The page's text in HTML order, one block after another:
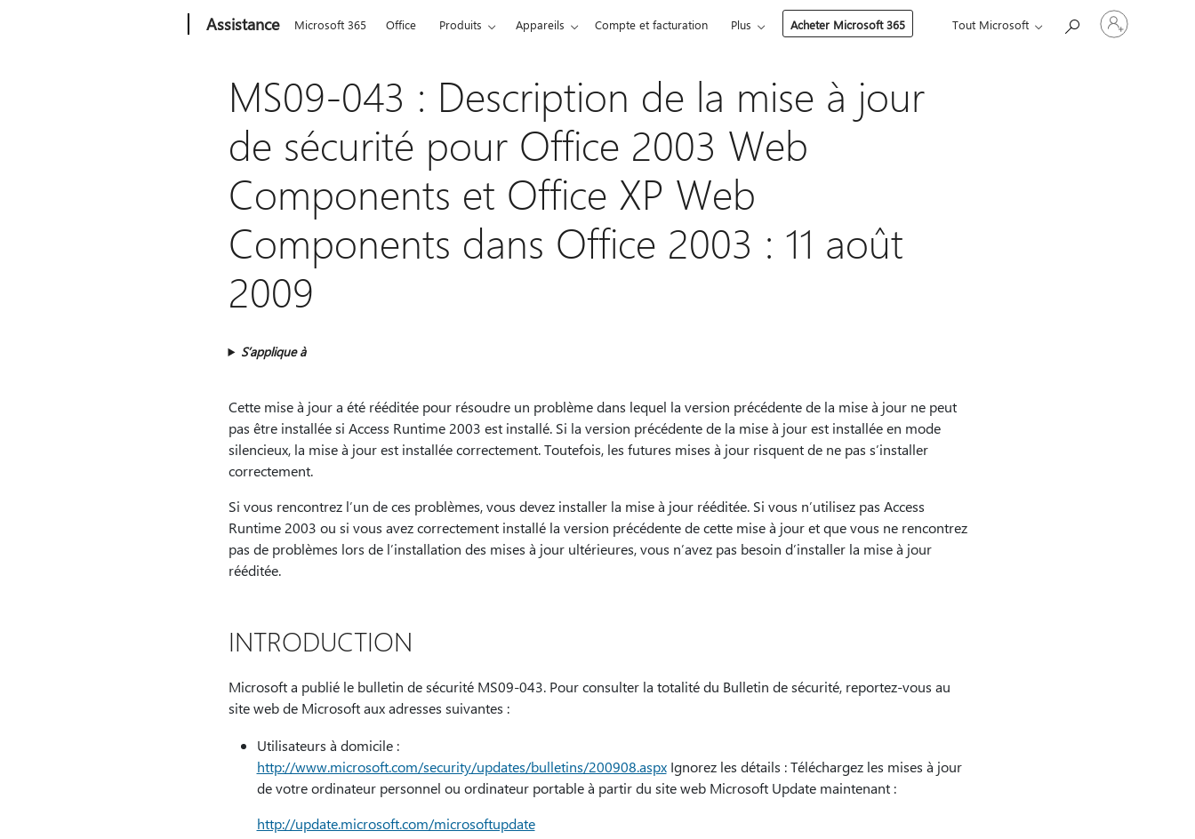
Assistance Microsoft 365 Office Produits Appareils Compte et facturation Plus Acheter Microsoft 365 Tout Microsoft
Connectez-
vous
MS09-043 : Description de la mise à jour
de sécurité pour Office 2003 Web
Components et Office XP Web
Components dans Office 2003 : 11 août
2009
S’applique à
Cette mise à jour a été rééditée pour résoudre un problème dans lequel la version précédente de la mise à jour ne peut
pas être installée si Access Runtime 2003 est installé. Si la version précédente de la mise à jour est installée en mode
silencieux, la mise à jour est installée correctement. Toutefois, les futures mises à jour risquent de ne pas s’installer
correctement.
Si vous rencontrez l’un de ces problèmes, vous devez installer la mise à jour rééditée. Si vous n’utilisez pas Access
Runtime 2003 ou si vous avez correctement installé la version précédente de cette mise à jour et que vous ne rencontrez
pas de problèmes lors de l’installation des mises à jour ultérieures, vous n’avez pas besoin d’installer la mise à jour
rééditée.
INTRODUCTION
Microsoft a publié le bulletin de sécurité MS09-043. Pour consulter la totalité du Bulletin de sécurité, reportez-vous au
site web de Microsoft aux adresses suivantes :
Utilisateurs à domicile :
http://www.microsoft.com/security/updates/bulletins/200908.aspxIgnorez les détails : Téléchargez les mises à jour
de votre ordinateur personnel ou ordinateur portable à partir du site web Microsoft Update maintenant :
http://update.microsoft.com/microsoftupdate